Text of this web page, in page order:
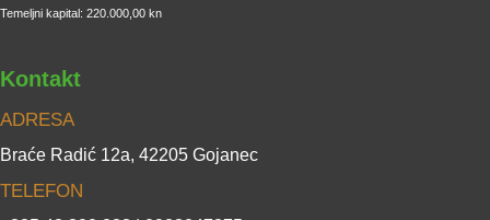
Temeljni kapital: 220.000,00 kn
Kontakt
ADRESA
Braće Radić 12a, 42205 Gojanec
TELEFON